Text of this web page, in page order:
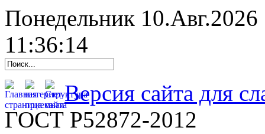
Понедельник 10.Авг.2026
11:36:15
Версия сайта для
ГОСТ Р52872-2012